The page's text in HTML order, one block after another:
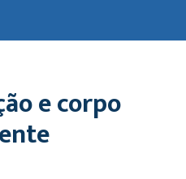
e corpo